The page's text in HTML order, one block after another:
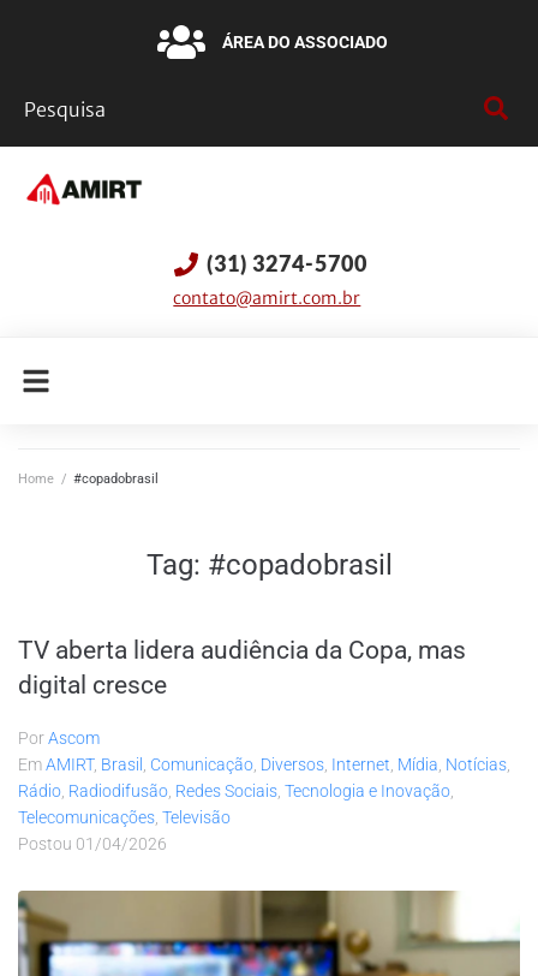
ÁREA DO ASSOCIADO
(31) 3274-5700
contato@amirt.com.br
Home / #copadobrasil
Tag: #copadobrasil
TV aberta lidera audiência da Copa, mas
digital cresce
PorAscom
EmAMIRT, Brasil Comunicação Diversos Internet Mídia Notícias
Rádio Radiodifusão Redes Sociais Tecnologia e Inovação
Telecomunicações Televisão
Postou 01/04/2026